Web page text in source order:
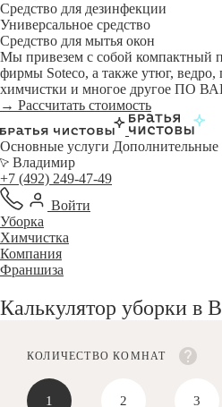
Средство для дезинфекции
Универсальное средство
Средство для мытья окон
Мы привезем с собой компактный
фирмы Soteco, а также утюг, ведро,
химчистки и многое другое ПО
→ Рассчитать стоимость
Основные услуги Дополнительные
Владимир
+7 (492) 249-47-49
Войти
Уборка
Химчистка
Компания
Франшиза
Калькулятор уборки в
КОЛИЧЕСТВО КОМНАТ
1 2 3